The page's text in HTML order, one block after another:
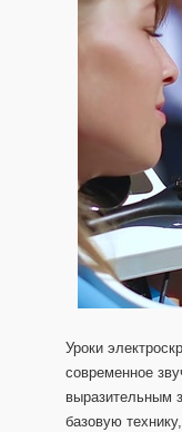
Уроки
современное
выразительным
базовую